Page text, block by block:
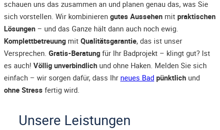
schauen uns das zusammen an und planen genau das, was Sie
sich vorstellen. Wir kombinieren gutes Aussehen mit praktischen
Lösungen – und das Ganze hält dann auch noch ewig.
Komplettbetreuung mit Qualitätsgarantie, das ist unser
Versprechen. Gratis-Beratung für Ihr Badprojekt – klingt gut? Ist
es auch! Völlig unverbindlich und ohne Haken. Melden Sie sich
einfach – wir sorgen dafür, dass Ihr neues Bad pünktlich und
ohne Stress fertig wird.
Unsere Leistungen